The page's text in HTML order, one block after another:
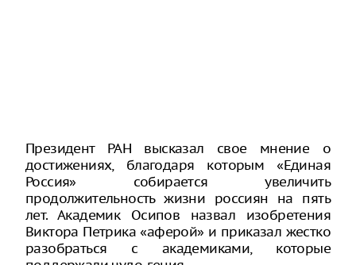
Президент РАН высказал свое мнение о
достижениях, благодаря которым «Единая
Россия» собирается увеличить
продолжительность жизни россиян на пять
лет. Академик Осипов назвал изобретения
Виктора Петрика «аферой» и приказал жестко
разобраться с академиками, которые